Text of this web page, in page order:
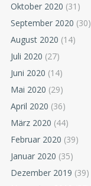
Oktober 2020 (31)
September 2020 (30)
August 2020 (14)
Juli 2020 (27)
Juni 2020 (14)
Mai 2020 (29)
April 2020 (36)
März 2020 (44)
Februar 2020 (39)
Januar 2020 (35)
Dezember 2019 (39)